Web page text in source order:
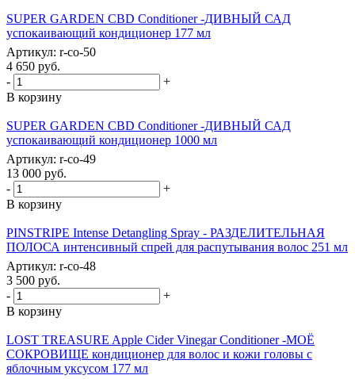
SUPER GARDEN CBD Conditioner -ДИВНЫЙ САД
успокаивающий кондиционер 177 мл
Артикул: r-co-50
4 650 руб.
-
+
В корзину
SUPER GARDEN CBD Conditioner -ДИВНЫЙ САД
успокаивающий кондиционер 1000 мл
Артикул: r-co-49
13 000 руб.
-
+
В корзину
PINSTRIPE Intense Detangling Spray - РАЗДЕЛИТЕЛЬНАЯ
ПОЛОСА интенсивный спрей для распутывания волос 251 мл
Артикул: r-co-48
3 500 руб.
-
+
В корзину
LOST TREASURE Apple Cider Vinegar Conditioner -МОЁ
СОКРОВИЩЕ кондиционер для волос и кожи головы с
яблочным уксусом 177 мл